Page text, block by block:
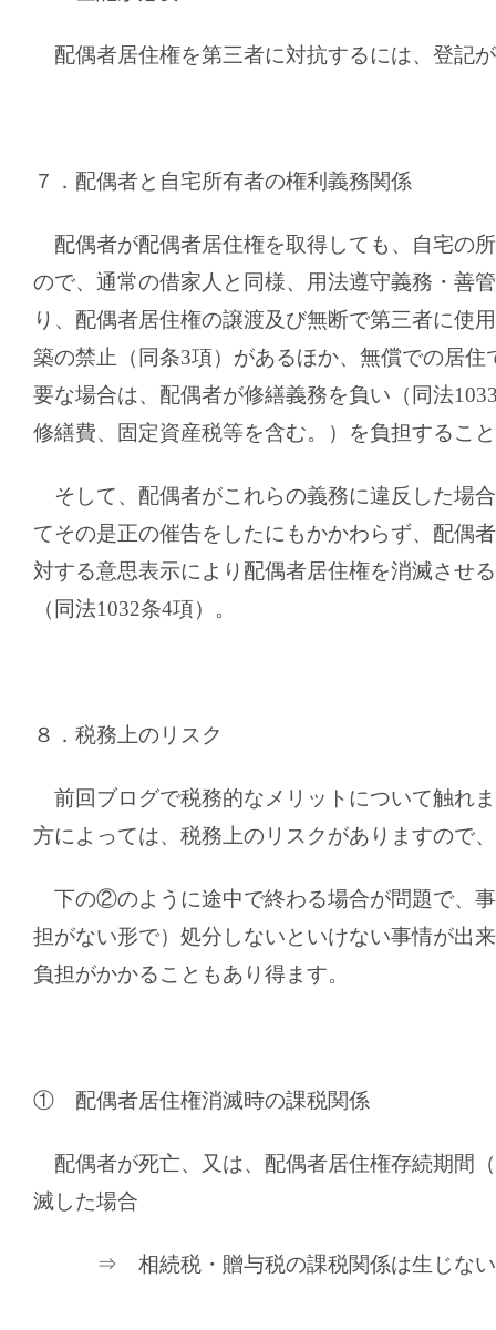
配偶者居住権を第三者に対抗するには、登記
７．配偶者と自宅所有者の権利義務関係
配偶者が配偶者居住権を取得しても、自宅の
ので、通常の借家人と同様、用法遵守義務・善
り、配偶者居住権の譲渡及び無断で第三者に使
築の禁止（同条3項）があるほか、無償での居
要な場合は、配偶者が修繕義務を負い（同法
修繕費、固定資産税等を含む。）を負担するこ
そして、配偶者がこれらの義務に違反した場
てその是正の催告をしたにもかかわらず、配偶
対する意思表示により配偶者居住権を消滅させ
（同法1032条4項）。
８．税務上のリスク
前回ブログで税務的なメリットについて触れ
方によっては、税務上のリスクがありますので
下の②のように途中で終わる場合が問題で、
担がない形で）処分しないといけない事情が出
負担がかかることもあり得ます。
① 配偶者居住権消滅時の課税関係
配偶者が死亡、又は、配偶者居住権存続期間
滅した場合
⇒ 相続税・贈与税の課税関係は生じない